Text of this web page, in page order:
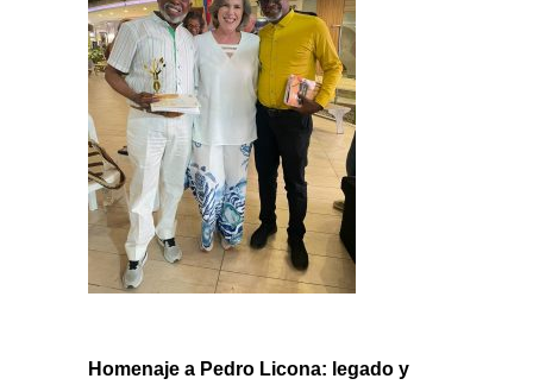
Homenaje a Pedro Licona: legado y